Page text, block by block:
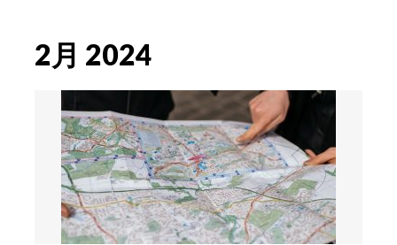
2月 2024